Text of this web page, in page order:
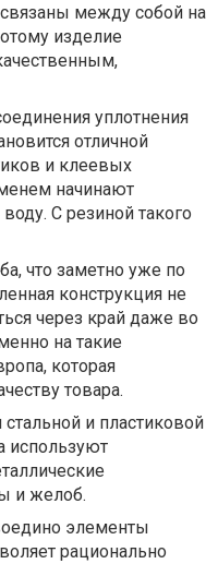
между собой на
изделие
уплотнения
отличной
и клеевых
начинают
С резиной такого
что заметно уже по
конструкция не
через край даже во
на такие
которая
товара.
и пластиковой
используют
и желоб.
элементы
рационально